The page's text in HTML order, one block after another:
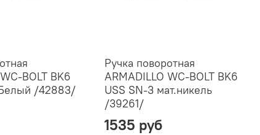
BOLT BK6
/42883/
Ручка поворотная
ARMADILLO WC-BOLT BK6
USS SN-3 мат.никель
/39261/
1535 руб